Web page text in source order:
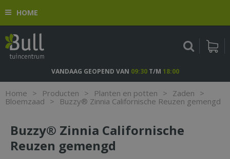
n
o
HOME
Home > Producten > Planten en potten > Zaden >
Bloemzaad > Buzzy® Zinnia Californische Reuzen gemengd
VANDAAG GEOPEND VAN 09:30T/M 18:00
Buzzy® Zinnia Californische
Reuzen gemengd